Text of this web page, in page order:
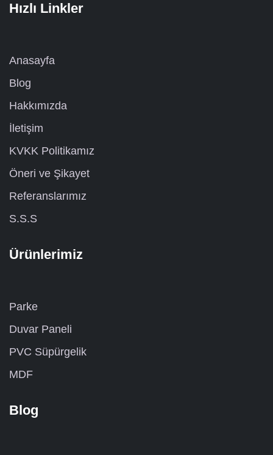
Hızlı Linkler
Anasayfa
Blog
Hakkımızda
İletişim
KVKK Politikamız
Öneri ve Şikayet
Referanslarımız
S.S.S
Ürünlerimiz
Parke
Duvar Paneli
PVC Süpürgelik
MDF
Blog